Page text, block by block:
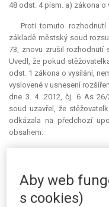
48 odst. 4 písm. a) zákona o
Proti tomuto
základě městský soud
73, znovu zrušil rozhodnutí
Uvedl, že pokud
odst. 1 zákona o vysílání,
vyslovené v usnesení
dne 3. 4. 2012, čj. 6 As 26/
soud uzavřel, že
odkázala na předchozí
obsahem.
není správný. Závěry zde
podrobností a vysvětlování
správním rozhodnutí ".
Aby web
s cookies)